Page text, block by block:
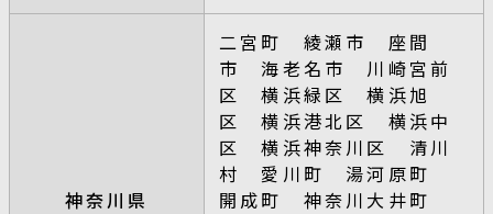
神奈川県
二宮町 綾瀬市 座間
市 海老名市 川崎宮前
区 横浜緑区 横浜旭
区 横浜港北区 横浜中
区 横浜神奈川区 清川
村 愛川町 湯河原町
開成町 神奈川大井町